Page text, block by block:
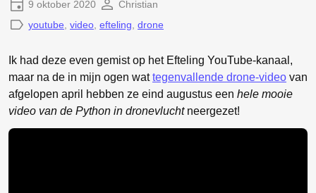
9 oktober 2020
Christian
youtube video efteling drone
Ik had deze even gemist op het Efteling YouTube-kanaal,
maar na de in mijn ogen wattegenvallende drone-video van
afgelopen april hebben ze eind augustus een hele mooie
video van de Python in dronevluchtneergezet!